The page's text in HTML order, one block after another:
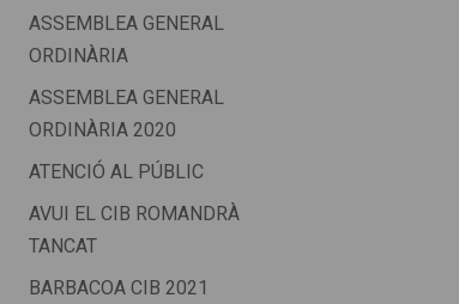
ASSEMBLEA GENERAL
ORDINÀRIA
ASSEMBLEA GENERAL
ORDINÀRIA 2020
ATENCIÓ AL PÚBLIC
AVUI EL CIB ROMANDRÀ
TANCAT
BARBACOA CIB 2021